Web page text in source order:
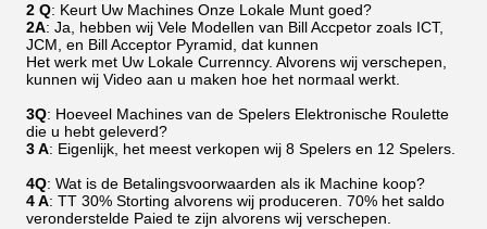
2 Q: Keurt Uw Machines Onze Lokale Munt goed?
2A: Ja, hebben wij Vele Modellen van Bill Accpetor zoals ICT,
JCM, en Bill Acceptor Pyramid, dat kunnen
Het werk met Uw Lokale Currenncy. Alvorens wij verschepen,
kunnen wij Video aan u maken hoe het normaal werkt.
3Q: Hoeveel Machines van de Spelers Elektronische Roulette
die u hebt geleverd?
3 A: Eigenlijk, het meest verkopen wij 8 Spelers en 12 Spelers.
4Q: Wat is de Betalingsvoorwaarden als ik Machine koop?
4 A: TT 30% Storting alvorens wij produceren. 70% het saldo
veronderstelde Paied te zijn alvorens wij verschepen.